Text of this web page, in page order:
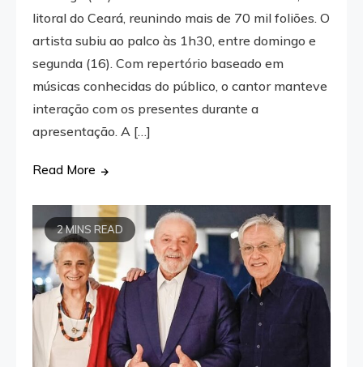
litoral do Ceará, reunindo mais de 70 mil foliões. O
artista subiu ao palco às 1h30, entre domingo e
segunda (16). Com repertório baseado em
músicas conhecidas do público, o cantor manteve
interação com os presentes durante a
apresentação. A […]
Read More
2 MINS READ